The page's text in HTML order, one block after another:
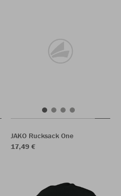
JAKO Rucksack One
17,49 €